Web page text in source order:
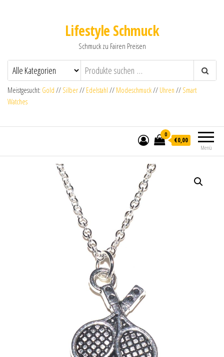
Lifestyle Schmuck
Schmuck zu Fairen Preisen
Meistgesucht: Gold // Silber// Edelstahl // Modeschmuck// Uhren // Smart
Watches
Menü
0
€0,00